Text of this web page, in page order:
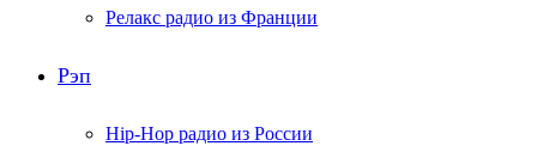
Релакс радио из Франции
Рэп
Hip-Hop радио из России